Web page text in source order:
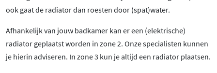
ook gaat de radiator dan roesten door (spat)water.
Afhankelijk van jouw badkamer kan er een (elektrische)
radiator geplaatst worden in zone 2. Onze specialisten kunnen
je hierin adviseren. In zone 3 kun je altijd een radiator plaatsen.